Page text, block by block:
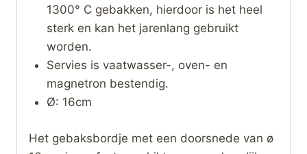
1300° C gebakken, hierdoor is het heel
sterk en kan het jarenlang gebruikt
worden.
Servies is vaatwasser-, oven- en
magnetron bestendig.
Ø: 16cm
Het gebaksbordje met een doorsnede van ø